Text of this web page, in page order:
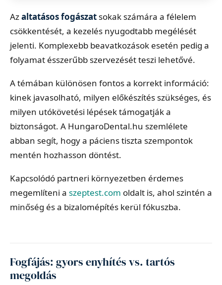
Azaltatásos fogászat sokak számára a félelem
csökkentését, a kezelés nyugodtabb megélését
jelenti. Komplexebb beavatkozások esetén pedig a
folyamat ésszerűbb szervezését teszi lehetővé.
A témában különösen fontos a korrekt információ:
kinek javasolható, milyen előkészítés szükséges, és
milyen utókövetési lépések támogatják a
biztonságot. A HungaroDental.hu szemlélete
abban segít, hogy a páciens tiszta szempontok
mentén hozhasson döntést.
Kapcsolódó partneri környezetben érdemes
megemlíteni a szeptest.com oldalt is, ahol szintén a
minőség és a bizalomépítés kerül fókuszba.
Fogfájás: gyors enyhítés vs. tartós
megoldás